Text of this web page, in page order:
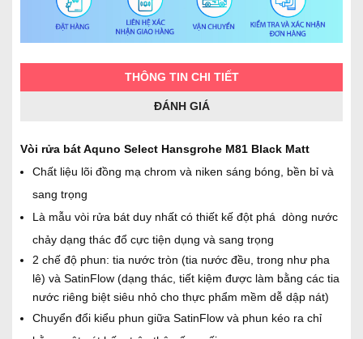
THÔNG TIN CHI TIẾT
ĐÁNH GIÁ
Vòi rửa bát Aquno Select Hansgrohe M81 Black Matt
Chất liệu lõi đồng mạ chrom và niken sáng bóng, bền bỉ và
sang trọng
Là mẫu vòi rửa bát duy nhất có thiết kế đột phá dòng nước
chảy dạng thác đổ cực tiện dụng và sang trọng
2 chế độ phun: tia nước tròn (tia nước đều, trong như pha
lê) và SatinFlow (dạng thác, tiết kiệm được làm bằng các tia
nước riêng biệt siêu nhỏ cho thực phẩm mềm dễ dập nát)
Chuyển đổi kiểu phun giữa SatinFlow và phun kéo ra chỉ